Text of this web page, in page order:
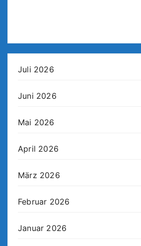
Juli 2026
Juni 2026
Mai 2026
April 2026
März 2026
Februar 2026
Januar 2026